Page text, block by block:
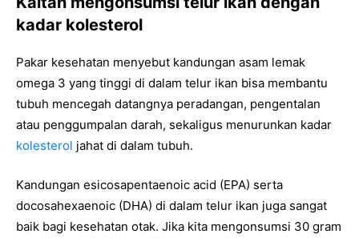
kadar kolesterol
Pakar kesehatan menyebut kandungan asam lemak
omega 3 yang tinggi di dalam telur ikan bisa membantu
tubuh mencegah datangnya peradangan, pengentalan
atau penggumpalan darah, sekaligus menurunkan kadar
kolesterol jahat di dalam tubuh.
Kandungan esicosapentaenoic acid (EPA) serta
docosahexaenoic (DHA) di dalam telur ikan juga sangat
baik bagi kesehatan otak. Jika kita mengonsumsi 30 gram